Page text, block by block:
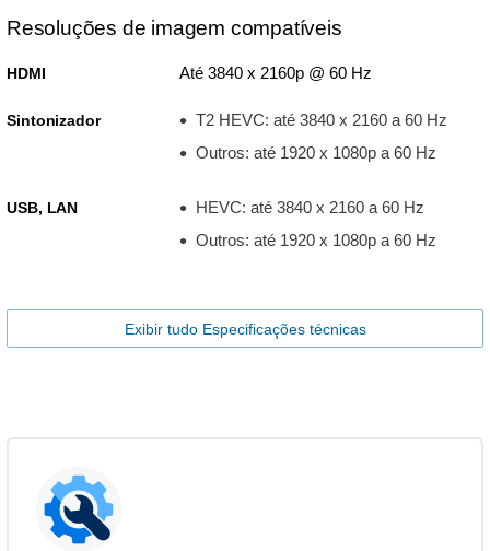
Resoluções de imagem compatíveis
HDMI Até 3840 x 2160p @ 60 Hz
Sintonizador
T2 HEVC: até 3840 x 2160 a 60 Hz
Outros: até 1920 x 1080p a 60 Hz
USB, LAN
HEVC: até 3840 x 2160 a 60 Hz
Outros: até 1920 x 1080p a 60 Hz
Exibir tudo Especificações técnicas